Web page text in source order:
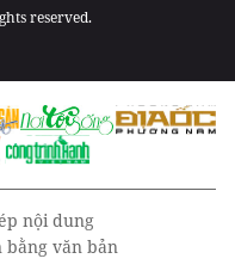
reserved.
nội dung
bằng văn bản